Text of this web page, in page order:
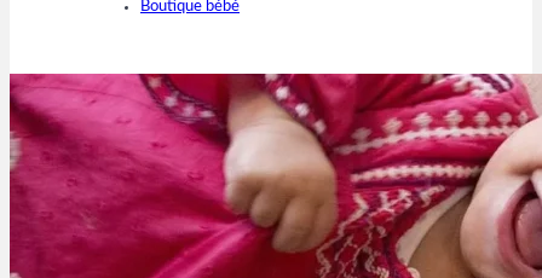
Boutique bébé